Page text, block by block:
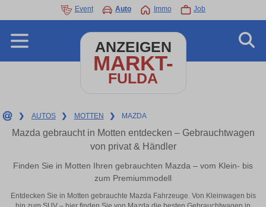
Event Auto Immo Job
ANZEIGEN
MARKT-
FULDA
❯ AUTOS ❯ MOTTEN ❯ MAZDA
Mazda gebraucht in Motten entdecken – Gebrauchtwagen
von privat & Händler
Finden Sie in Motten Ihren gebrauchten Mazda – vom Klein- bis
zum Premiummodell
Entdecken Sie in Motten gebrauchte Mazda Fahrzeuge. Von Kleinwagen bis